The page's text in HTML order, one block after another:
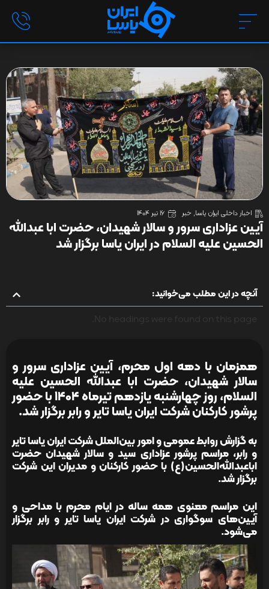
اخبار داخلی ایران یاسا,خبر 16 تیر 1404
آیین عزاداری سرور و سالار شهیدان، حضرت ابا عبدالله
الحسین علیه السلام در ایران یاسا برگزار شد
آنچه در این مطلب می‌خوانید:
همزمان با دهه اول محرم، آیین عزاداری سرور و
سالار شهیدان، حضرت ابا عبدالله الحسین علیه
السلام، روز چهارشنبه یازدهم تیرماه ۱۴۰۴ با حضور
پرشور کارکنان شرکت ایران یاسا تایر و رابر برگزار شد.
به گزارش روابط عمومی و امور بین‌الملل شرکت ایران یاسا تایر
و رابر، مراسم پرشور عزاداری سید و سالار شهیدان حضرت
اباعبدالله‌الحسین(ع) با حضور کارکنان و مدیران این شرکت
برگزار شد.
این مراسم معنوی همه ساله در ایام محرم با مداحی و
آیین‌های سوگواری در شرکت ایران یاسا تایر و رابر برگزار
می‌شود.